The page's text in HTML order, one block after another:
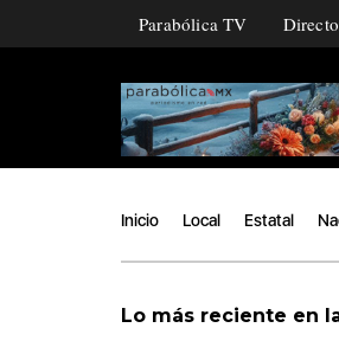
Parabólica TV
Inicio Local Estatal
Lo más reciente en